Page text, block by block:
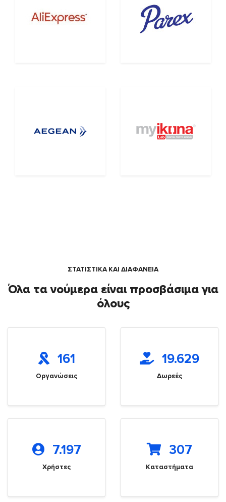
ΣΤΑΤΙΣΤΙΚΑ ΚΑΙ ΔΙΑΦΑΝΕΙΑ
Όλα τα νούμερα είναι προσβάσιμα για
όλους
161
Οργανώσεις
19.629
Δωρεές
7.197
Χρήστες
307
Καταστήματα